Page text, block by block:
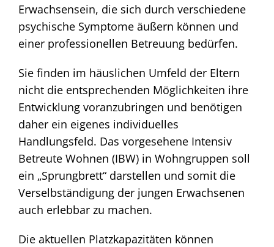
Erwachsensein, die sich durch verschiedene
psychische Symptome äußern können und
einer professionellen Betreuung bedürfen.
Sie finden im häuslichen Umfeld der Eltern
nicht die entsprechenden Möglichkeiten ihre
Entwicklung voranzubringen und benötigen
daher ein eigenes individuelles
Handlungsfeld. Das vorgesehene Intensiv
Betreute Wohnen (IBW) in Wohngruppen soll
ein „Sprungbrett“ darstellen und somit die
Verselbständigung der jungen Erwachsenen
auch erlebbar zu machen.
Die aktuellen Platzkapazitäten können